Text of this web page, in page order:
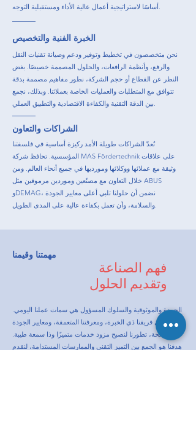
أساسًا لاستراتيجية أعمال عالية الأداء ومستقبلية التوجه.
الخبرة الفنية والتخصيص
نحن متخصصون في تخطيط وتوفير ودعم وصيانة تقنيات النقل
والرفع، وأنظمة الرافعات، والحلول المصممة خصيصًا. بغض
النظر عن القطاع أو حجم الشركة، نطور مفاهيم مصممة بدقة
تتوافق مع المتطلبات والعمليات الخاصة بعملائنا. وبذلك، نجمع
بين الدقة التقنية والكفاءة الاقتصادية والتطبيق العملي.
الشراكات والتعاون
تُعدّ الشراكات طويلة الأمد ركيزة أساسية في فلسفتنا
المؤسسية. تحافظ شركة MAS Fördertechnik على علاقات
وثيقة مع عملائها ووكلائها ومورديها في جميع أنحاء العالم. ومن
خلال التعاون مع مصنّعين وموردين مرموقين مثل ABUS
وDEMAG، نضمن أن حلولنا تلبي أعلى معايير الجودة
والسلامة، وأن تعمل بكفاءة عالية على المدى الطويل.
مهمتنا وقيمنا
فهم الصناعة
وتقديم الحلول
الجودة والموثوقية والسلوك المسؤول هي سمات عملنا اليومي.
بفضل فريقنا ذي الخبرة، ومعرفتنا المتعمقة، ومعايير الجودة
الواضحة، تطورنا لنصبح مزود خدمات متميزًا وذا سمعة طيبة.
هدفنا هو الجمع بين التميز التقني والممارسات المستدامة، لنقدم